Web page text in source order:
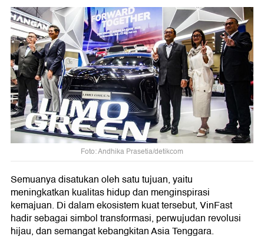
Foto: Andhika Prasetia/detikcom
Semuanya disatukan oleh satu tujuan, yaitu
meningkatkan kualitas hidup dan menginspirasi
kemajuan. Di dalam ekosistem kuat tersebut, VinFast
hadir sebagai simbol transformasi, perwujudan revolusi
hijau, dan semangat kebangkitan Asia Tenggara.